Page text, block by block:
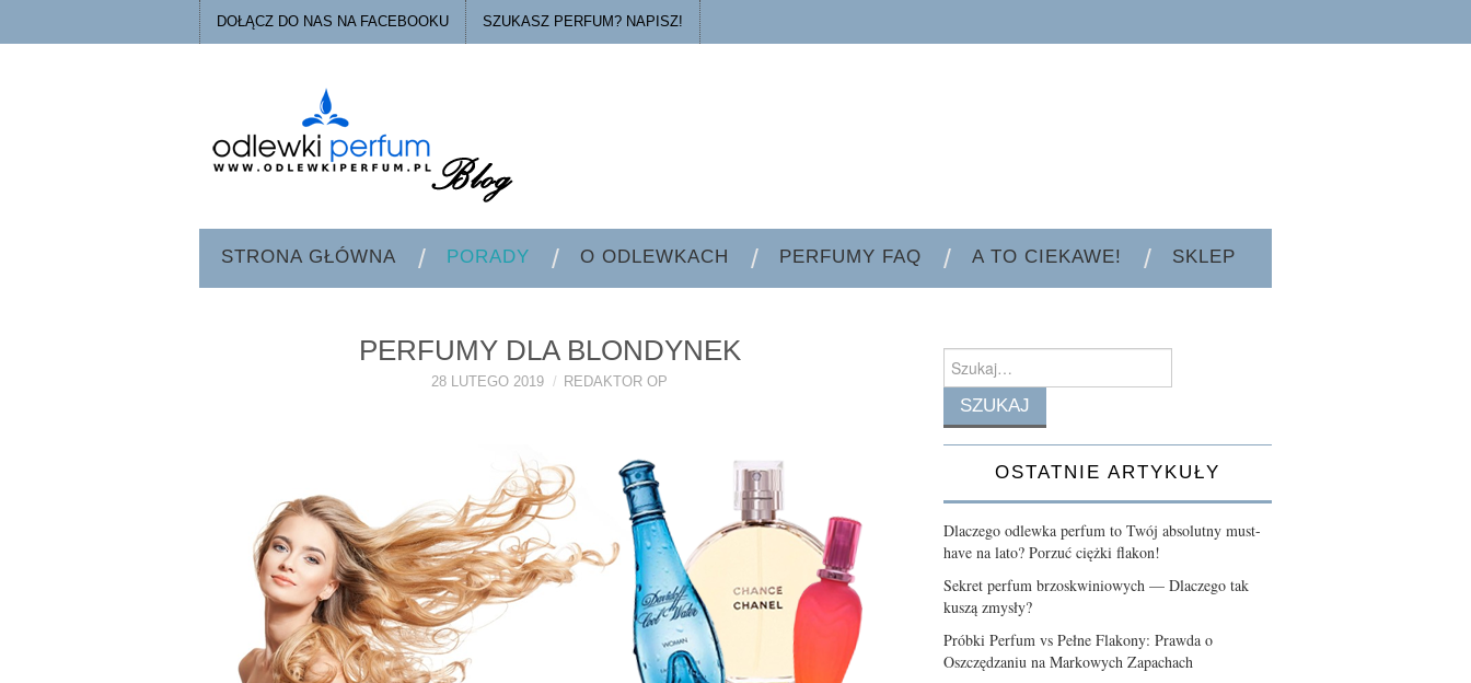
DOŁĄCZ DO NAS NA FACEBOOKU SZUKASZ PERFUM? NAPISZ!
STRONA GŁÓWNA PORADY O ODLEWKACH PERFUMY FAQ A TO CIEKAWE! SKLEP
PERFUMY DLA BLONDYNEK
28 LUTEGO 2019 REDAKTOR OP
Search
for:
OSTATNIE ARTYKUŁY
Dlaczego odlewka perfum to Twój absolutny must-
have na lato? Porzuć ciężki flakon!
Sekret perfum brzoskwiniowych — Dlaczego tak
kuszą zmysły?
Próbki Perfum vs Pełne Flakony: Prawda o
Oszczędzaniu na Markowych Zapachach